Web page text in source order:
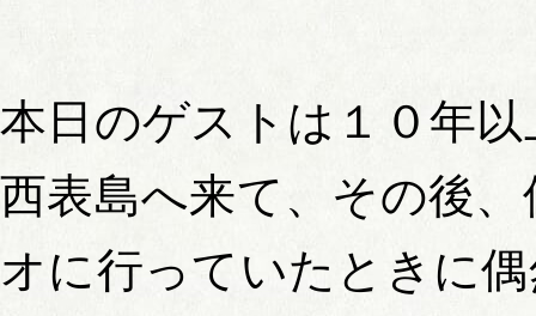
本日のゲストは１０年
西表島へ来て、その後
オに行っていたときに